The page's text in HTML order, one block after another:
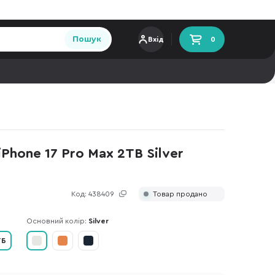
Пошук Вхід 0
17 Pro Max 2TB Silver
Код: 438409 Товар продано
Основний колір: Silver